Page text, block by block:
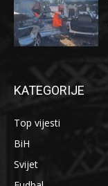
KATEGORIJE
Top vijesti
BiH
Svijet